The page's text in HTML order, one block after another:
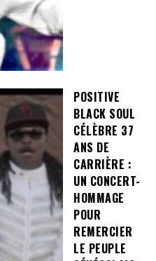
POSITIVE
BLACK SOUL
CÉLÈBRE 37
ANS DE
CARRIÈRE :
UN CONCERT-
HOMMAGE
POUR
REMERCIER
LE PEUPLE